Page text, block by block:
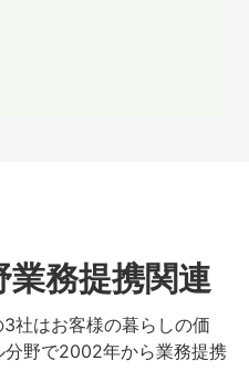
業務提携関連
社はお客様の暮らしの価
野で2002年から業務提携